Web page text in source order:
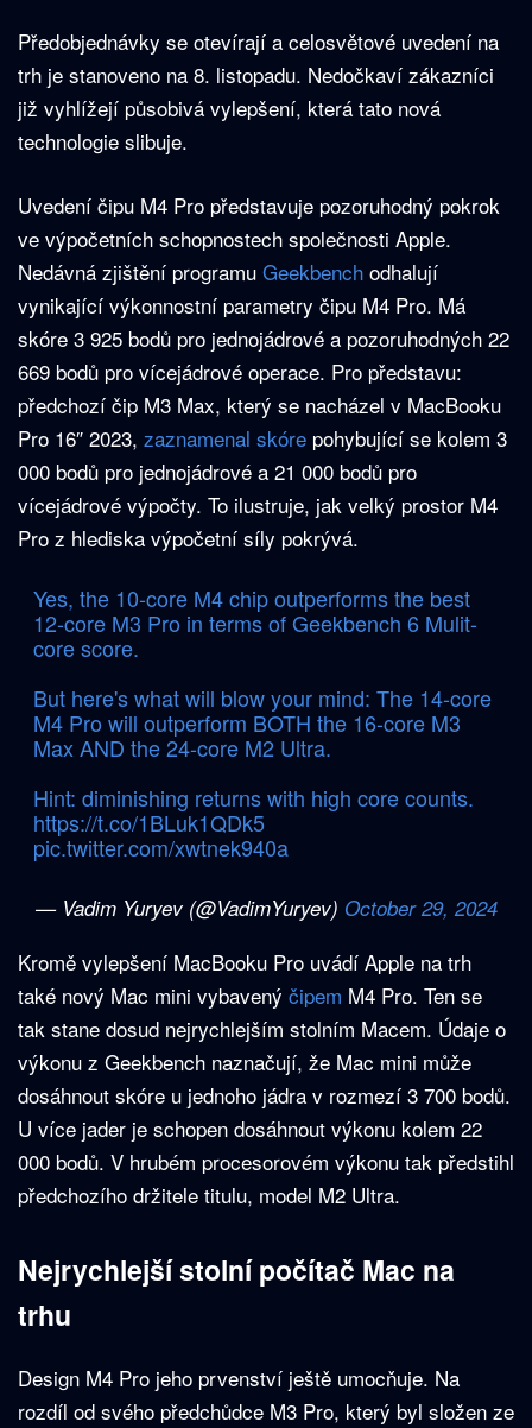
Předobjednávky se otevírají a celosvětové uvedení na
trh je stanoveno na 8. listopadu. Nedočkaví zákazníci
již vyhlížejí působivá vylepšení, která tato nová
technologie slibuje.
Uvedení čipu M4 Pro představuje pozoruhodný pokrok
ve výpočetních schopnostech společnosti Apple.
Nedávná zjištění programu Geekbench odhalují
vynikající výkonnostní parametry čipu M4 Pro. Má
skóre 3 925 bodů pro jednojádrové a pozoruhodných 22
669 bodů pro vícejádrové operace. Pro představu:
předchozí čip M3 Max, který se nacházel v MacBooku
Pro 16″ 2023, zaznamenal skóre pohybující se kolem 3
000 bodů pro jednojádrové a 21 000 bodů pro
vícejádrové výpočty. To ilustruje, jak velký prostor M4
Pro z hlediska výpočetní síly pokrývá.
Yes, the 10-core M4 chip outperforms the best
12-core M3 Pro in terms of Geekbench 6 Mulit-
core score.
But here's what will blow your mind: The 14-core
M4 Pro will outperform BOTH the 16-core M3
Max AND the 24-core M2 Ultra.
Hint: diminishing returns with high core counts.
https://t.co/1BLuk1QDk5
pic.twitter.com/xwtnek940a
— Vadim Yuryev (@VadimYuryev) October 29, 2024
Kromě vylepšení MacBooku Pro uvádí Apple na trh
také nový Mac mini vybavený čipem M4 Pro. Ten se
tak stane dosud nejrychlejším stolním Macem. Údaje o
výkonu z Geekbench naznačují, že Mac mini může
dosáhnout skóre u jednoho jádra v rozmezí 3 700 bodů.
U více jader je schopen dosáhnout výkonu kolem 22
000 bodů. V hrubém procesorovém výkonu tak předstihl
předchozího držitele titulu, model M2 Ultra.
Nejrychlejší stolní počítač Mac na
trhu
Design M4 Pro jeho prvenství ještě umocňuje. Na
rozdíl od svého předchůdce M3 Pro, který byl složen ze